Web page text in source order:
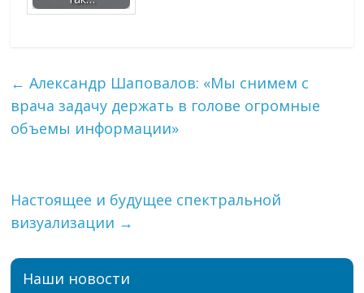
← Александр Шаповалов: «Мы снимем с
врача задачу держать в голове огромные
объемы информации»
Настоящее и будущее спектральной
визуализации →
Наши новости